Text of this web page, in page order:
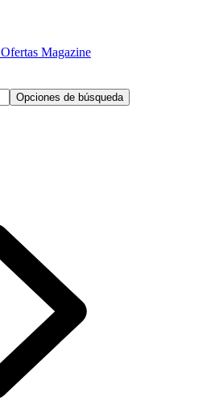
Ofertas Magazine
Opciones de búsqueda